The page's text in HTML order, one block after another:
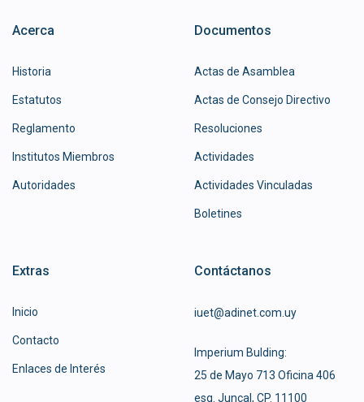
Acerca
Historia
Estatutos
Reglamento
Institutos Miembros
Autoridades
Documentos
Actas de Asamblea
Actas de Consejo Directivo
Resoluciones
Actividades
Actividades Vinculadas
Boletines
Extras
Inicio
Contacto
Enlaces de Interés
Contáctanos
iuet@adinet.com.uy
Imperium Bulding:
25 de Mayo 713 Oficina 406
esq. Juncal, CP. 11100